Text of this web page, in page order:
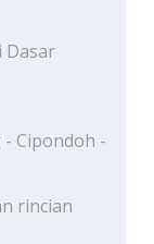
Dasar
Cipondoh -
rincian